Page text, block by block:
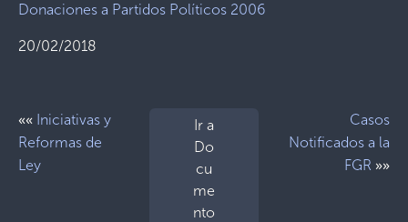
Donaciones a Partidos Políticos 2006
20/02/2018
«« Iniciativas y
Reformas de
Ley
Ir a
Do
cu
me
nto
Casos
Notificados a la
FGR »»